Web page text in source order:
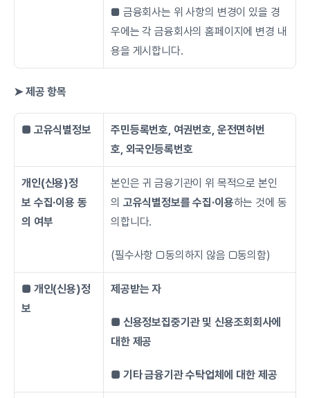
■ 금융회사는 위 사항의 변경이 있을 경
우에는 각 금융회사의 홈페이지에 변경 내
용을 게시합니다.
➤ 제공 항목
■ 고유식별정보
주민등록번호, 여권번호, 운전면허번
호, 외국인등록번호
개인(신용)정
보 수집∙이용 동
의 여부
본인은 귀 금융기관이 위 목적으로 본인
의 고유식별정보를 수집·이용하는 것에 동
의합니다.
(필수사항 □동의하지 않음 □동의함)
■ 개인(신용)정
보
제공받는 자
■ 신용정보집중기관 및 신용조회회사에
대한 제공
■ 기타 금융기관 수탁업체에 대한 제공